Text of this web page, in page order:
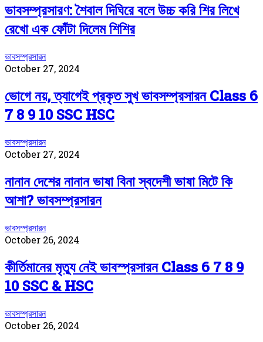
ভাবসম্প্রসারণ: শৈবাল দিঘিরে বলে উচ্চ করি শির লিখে
রেখো এক ফোঁটা দিলেম শিশির
ভাবসম্প্রসারন
October 27, 2024
ভোগে নয়, ত্যাগেই প্রকৃত সুখ ভাবসম্প্রসারন Class 6
7 8 9 10 ‍SSC HSC
ভাবসম্প্রসারন
October 27, 2024
নানান দেশের নানান ভাষা বিনা স্বদেশী ভাষা মিটে কি
আশা? ভাবসম্প্রসারন
ভাবসম্প্রসারন
October 26, 2024
কীর্তিমানের মৃত্যু নেই ভাবস্প্রসারন Class 6 7 8 9
10 SSC & HSC
ভাবসম্প্রসারন
October 26, 2024